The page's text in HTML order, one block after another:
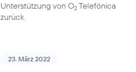
Unterstützung von O2Telefónica
zurück.
23. März 2022